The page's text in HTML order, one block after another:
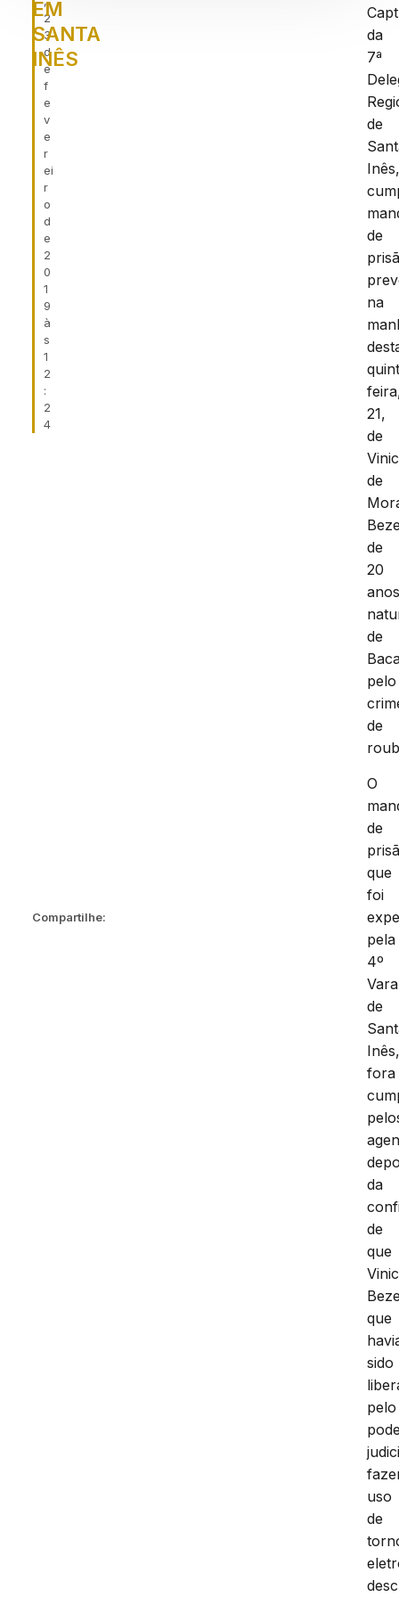
2
3
d
e
f
e
v
e
r
ei
r
o
d
e
2
0
1
9
à
s
1
2
:
2
4
Compartilhe:
EM
SANTA
INÊS
da
7ª
de
de
na
21,
de
de
de
20
de
pelo
de
O
de
que
foi
pela
4º
Vara
de
fora
da
de
que
que
sido
pelo
uso
de